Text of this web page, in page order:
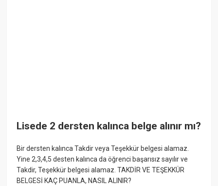
Lisede 2 dersten kalınca belge alınır mı?
Bir dersten kalınca Takdir veya Teşekkür belgesi alamaz.
Yine 2,3,4,5 desten kalınca da öğrenci başarısız sayılır ve
Takdir, Teşekkür belgesi alamaz. TAKDİR VE TEŞEKKÜR
BELGESİ KAÇ PUANLA, NASIL ALINIR?